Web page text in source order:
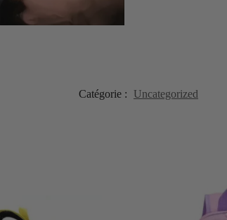
Catégorie : Uncategorized